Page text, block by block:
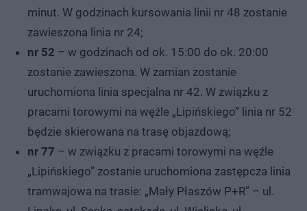
minut. W godzinach kursowania linii nr 48 zostanie
zawieszona linia nr 24;
nr 52 – w godzinach od ok. 15:00 do ok. 20:00
zostanie zawieszona. W zamian zostanie
uruchomiona linia specjalna nr 42. W związku z
pracami torowymi na węźle „Lipińskiego” linia nr 52
będzie skierowana na trasę objazdową;
nr 77 – w związku z pracami torowymi na węźle
„Lipińskiego” zostanie uruchomiona zastępcza linia
tramwajowa na trasie: „Mały Płaszów P+R” – ul.